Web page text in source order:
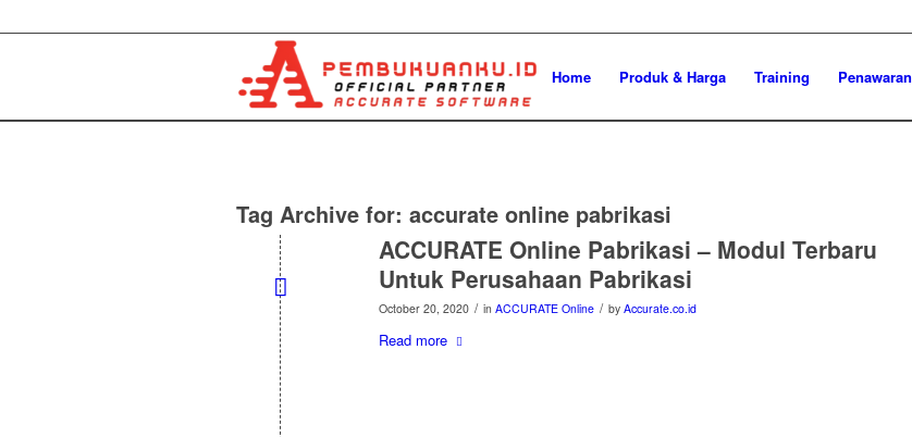
Home Produk & Harga Training Penawaran
Tag Archive for: accurate online pabrikasi
ACCURATE Online Pabrikasi – Modul Terbaru
Untuk Perusahaan Pabrikasi
October 20, 2020 / in ACCURATE Online / by Accurate.co.id
Read more